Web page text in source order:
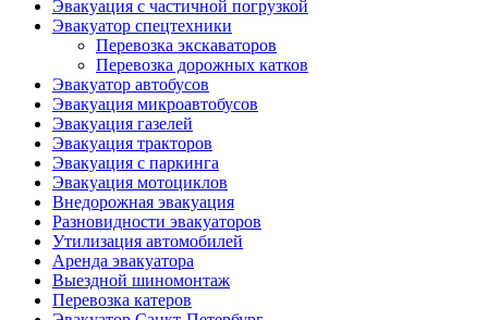
Эвакуация с частичной погрузкой
Эвакуатор спецтехники
Перевозка экскаваторов
Перевозка дорожных катков
Эвакуатор автобусов
Эвакуация микроавтобусов
Эвакуация газелей
Эвакуация тракторов
Эвакуация с паркинга
Эвакуация мотоциклов
Внедорожная эвакуация
Разновидности эвакуаторов
Утилизация автомобилей
Аренда эвакуатора
Выездной шиномонтаж
Перевозка катеров